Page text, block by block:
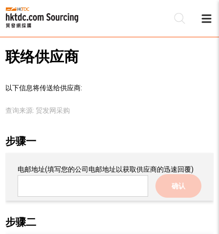
联络供应商
以下信息将传送给供应商:
查询来源: 贸发网采购
步骤一
电邮地址(填写您的公司电邮地址以获取供应商的迅速回覆)
确认
步骤二